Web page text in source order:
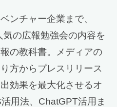
ンチャー企業まで、
の広報勉強会の内容を
の教科書。メディアの
方からプレスリリース
効果を最大化させるオ
用法、ChatGPT活用ま